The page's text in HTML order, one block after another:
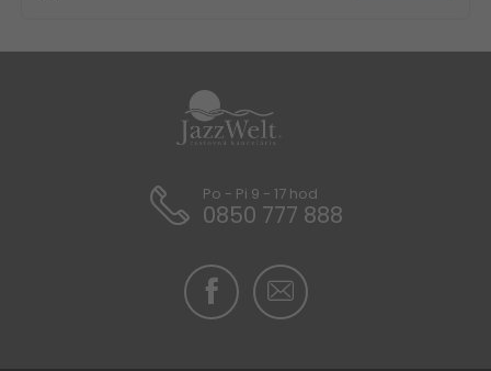
Po - Pi 9 - 17 hod
0850 777 888